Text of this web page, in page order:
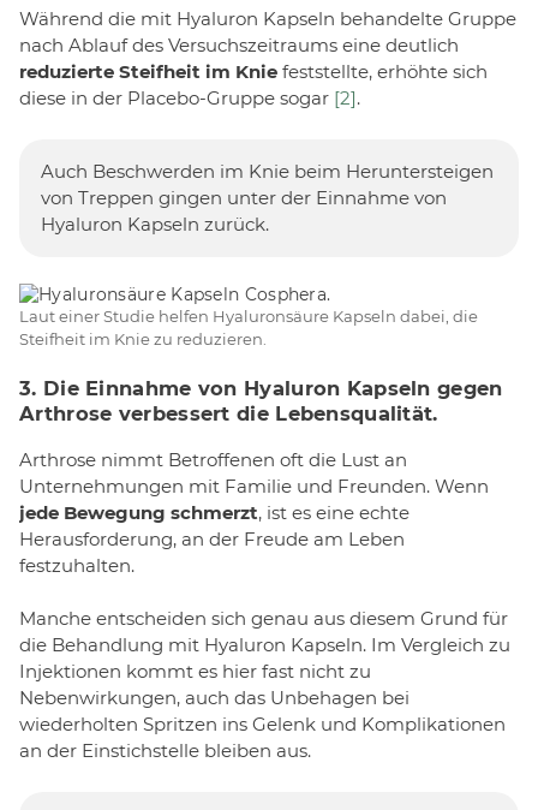
Während die mit Hyaluron Kapseln behandelte Gruppe
nach Ablauf des Versuchszeitraums eine deutlich
reduzierte Steifheit im Knie feststellte, erhöhte sich
diese in der Placebo-Gruppe sogar [2].
Auch Beschwerden im Knie beim Heruntersteigen
von Treppen gingen unter der Einnahme von
Hyaluron Kapseln zurück.
Laut einer Studie helfen Hyaluronsäure Kapseln dabei, die
Steifheit im Knie zu reduzieren.
3. Die Einnahme von Hyaluron Kapseln gegen
Arthrose verbessert die Lebensqualität.
Arthrose nimmt Betroffenen oft die Lust an
Unternehmungen mit Familie und Freunden. Wenn
jede Bewegung schmerzt, ist es eine echte
Herausforderung, an der Freude am Leben
festzuhalten.
Manche entscheiden sich genau aus diesem Grund für
die Behandlung mit Hyaluron Kapseln. Im Vergleich zu
Injektionen kommt es hier fast nicht zu
Nebenwirkungen, auch das Unbehagen bei
wiederholten Spritzen ins Gelenk und Komplikationen
an der Einstichstelle bleiben aus.